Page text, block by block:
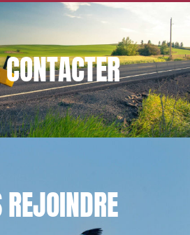
CONTACTER
REJOINDRE